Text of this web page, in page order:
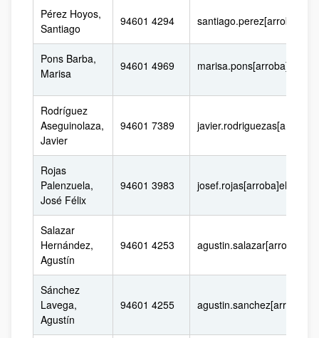
Pérez Hoyos,
Santiago
94601 4294
Pons Barba,
Marisa
94601 4969
Rodríguez
Aseguinolaza,
Javier
94601 7389
Rojas
Palenzuela,
José Félix
94601 3983 josef.rojas[arroba]ehu.eus
Salazar
Hernández,
Agustín
94601 4253
Sánchez
Lavega,
Agustín
94601 4255